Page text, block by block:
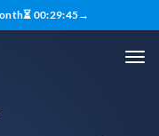
⏳ 00:29:45→